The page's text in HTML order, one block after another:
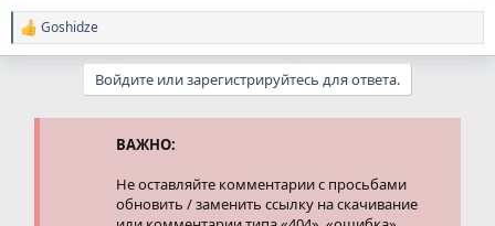
Р
е
Goshidze
Войдите или зарегистрируйтесь для ответа.
ВАЖНО:
Не оставляйте комментарии с просьбами
обновить / заменить ссылку на скачивание